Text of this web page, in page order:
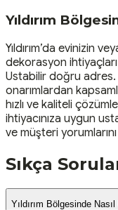
Yıldırım
Yıldırım’da evinizin
dekorasyon
Ustabilir doğru adres.
onarımlardan
hızlı ve kaliteli
ihtiyacınıza uygun
ve müşteri
Sıkça
Yıldırım Bölgesinde